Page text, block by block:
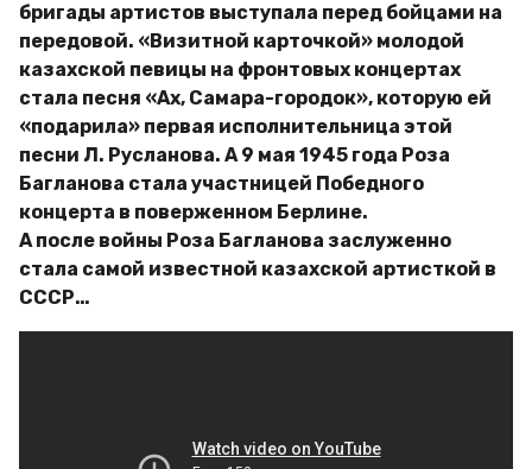
бригады артистов выступала перед бойцами на
передовой. «Визитной карточкой» молодой
казахской певицы на фронтовых концертах
стала песня «Ах, Самара-городок», которую ей
«подарила» первая исполнительница этой
песни Л. Русланова. А 9 мая 1945 года Роза
Багланова стала участницей Победного
концерта в поверженном Берлине.
А после войны Роза Багланова заслуженно
стала самой известной казахской артисткой в
СССР…